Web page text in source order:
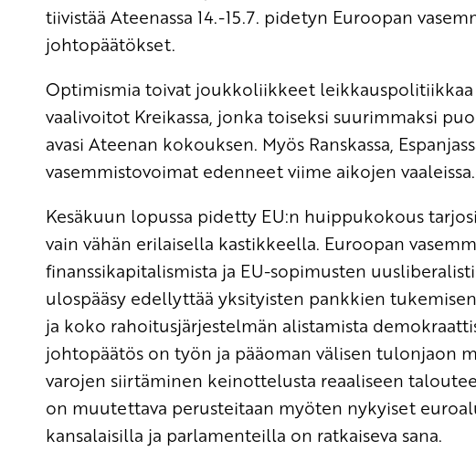
tiivistää Ateenassa 14.-15.7. pidetyn Euroopan
johtopäätökset.
Optimismia toivat joukkoliikkeet leikkauspolitiikkaa
vaalivoitot Kreikassa, jonka toiseksi suurimmaksi
avasi Ateenan kokouksen. Myös Ranskassa,
vasemmistovoimat edenneet viime aikojen vaaleissa.
Kesäkuun lopussa pidetty EU:n huippukokous
vain vähän erilaisella kastikkeella. Euroopan
finanssikapitalismista ja EU-sopimusten
ulospääsy edellyttää yksityisten pankkien
ja koko rahoitusjärjestelmän alistamista
johtopäätös on työn ja pääoman välisen tulonjaon
varojen siirtäminen keinottelusta reaaliseen
on muutettava perusteitaan myöten nykyiset
kansalaisilla ja parlamenteilla on ratkaiseva sana.